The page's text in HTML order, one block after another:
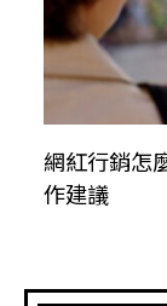
網紅行銷怎
作建議